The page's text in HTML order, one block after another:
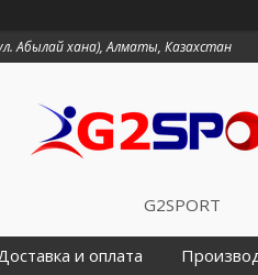
Абылай хана), Алматы, Казахстан
G2SPORT
и оплата